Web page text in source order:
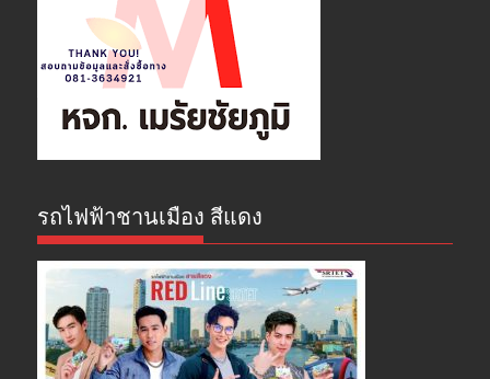
รถไฟฟ้าชานเมือง สีแดง